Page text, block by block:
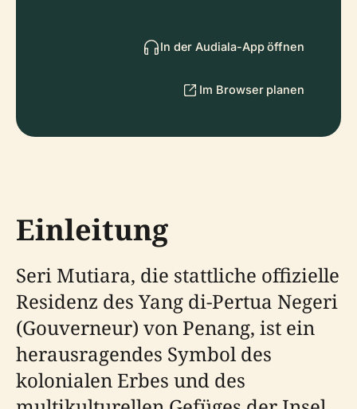
In der Audiala-App öffnen
Im Browser planen
Einleitung
Seri Mutiara, die stattliche offizielle
Residenz des Yang di-Pertua Negeri
(Gouverneur) von Penang, ist ein
herausragendes Symbol des
kolonialen Erbes und des